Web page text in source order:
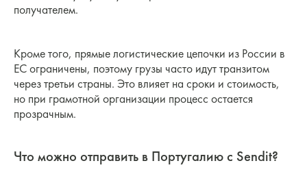
получателем.
Кроме того, прямые логистические цепочки из России в
ЕС ограничены, поэтому грузы часто идут транзитом
через третьи страны. Это влияет на сроки и стоимость,
но при грамотной организации процесс остается
прозрачным.
Что можно отправить в Португалию с Sendit?